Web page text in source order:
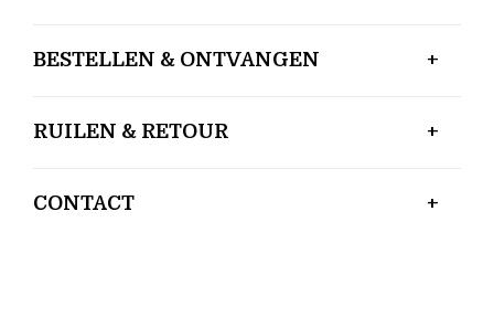
BESTELLEN & ONTVANGEN
RUILEN & RETOUR
CONTACT